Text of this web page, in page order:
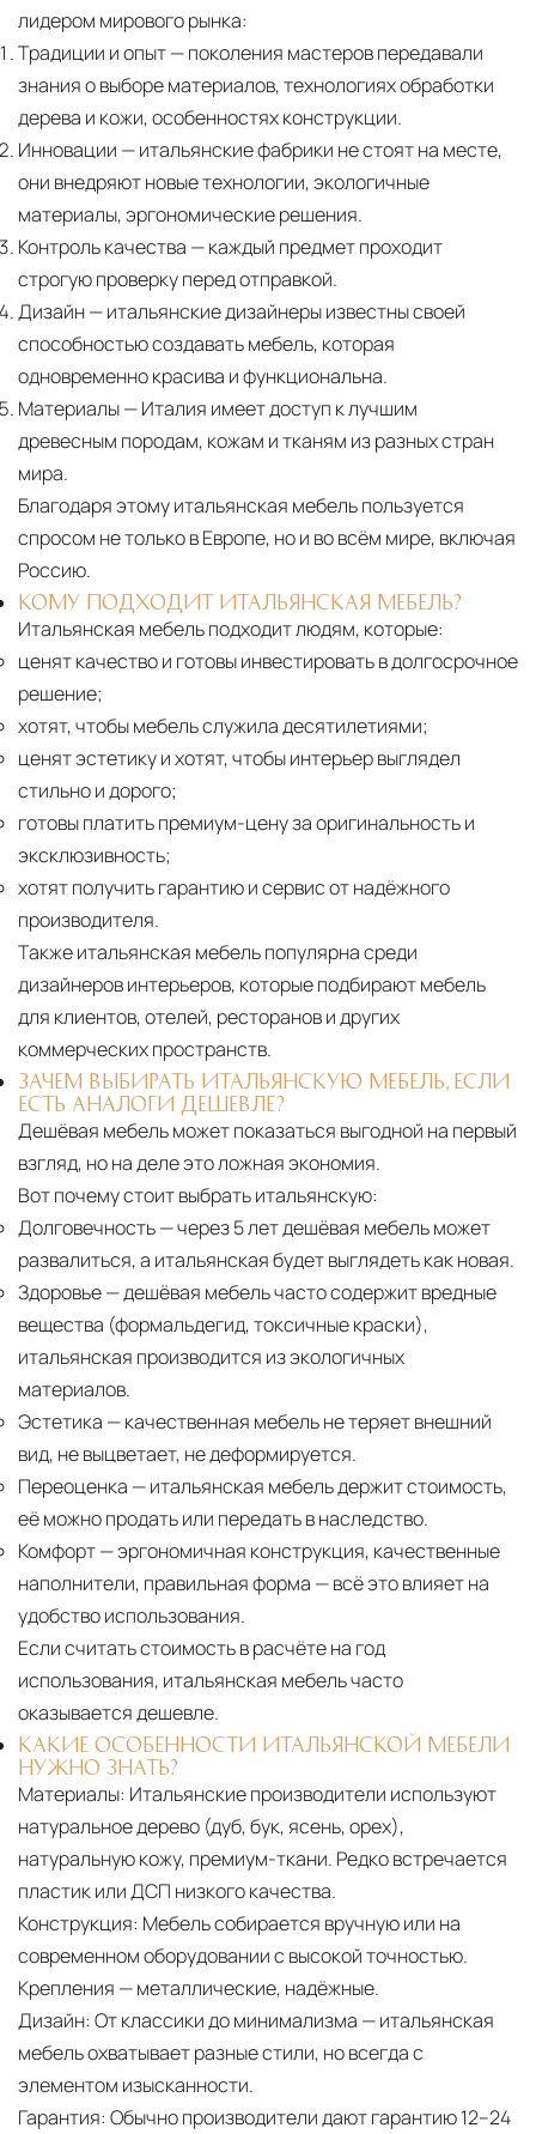
маршрута.
Страхование груза
Все международные
поставки застрахованы в соответствии с
международными стандартами. Клиенты могут
выбрать дополнительное страхование для
критичных партий товара.
лидером мирового рынка:
Традиции и опыт— поколения мастеров передавали
знания о выборе материалов, технологиях обработки
дерева и кожи, особенностях конструкции.
Инновации — итальянские фабрики не стоят на месте,
они внедряют новые технологии, экологичные
материалы, эргономические решения.
Контроль качества — каждый предмет проходит
строгую проверку перед отправкой.
Дизайн— итальянские дизайнеры известны своей
способностью создавать мебель, которая
одновременно красива и функциональна.
Материалы— Италия имеет доступ к лучшим
древесным породам, кожам и тканям из разных стран
мира.
Благодаря этому итальянская мебель пользуется
спросом не только в Европе, но и во всём мире, включая
Россию.
КОМУ ПОДХОДИТ ИТАЛЬЯНСКАЯ МЕБЕЛЬ?
Итальянская мебель подходит людям, которые:
ценят качество и готовы инвестировать в долгосрочное
решение;
хотят, чтобы мебель служила десятилетиями;
ценят эстетику и хотят, чтобы интерьер выглядел
стильно и дорого;
готовы платить премиум-цену за оригинальность и
эксклюзивность;
хотят получить гарантию и сервис от надёжного
производителя.
Также итальянская мебель популярна среди
дизайнеров интерьеров, которые подбирают мебель
для клиентов, отелей, ресторанов и других
коммерческих пространств.
ЗАЧЕМ ВЫБИРАТЬ ИТАЛЬЯНСКУЮ МЕБЕЛЬ, ЕСЛИ
ЕСТЬ АНАЛОГИ ДЕШЕВЛЕ?
Дешёвая мебель может показаться выгодной на первый
взгляд, но на деле это ложная экономия.
Вот почему стоит выбрать итальянскую:
Долговечность— через 5 лет дешёвая мебель может
развалиться, а итальянская будет выглядеть как новая.
Здоровье— дешёвая мебель часто содержит вредные
вещества (формальдегид, токсичные краски),
итальянская производится из экологичных
материалов.
Эстетика — качественная мебель не теряет внешний
вид, не выцветает, не деформируется.
Переоценка — итальянская мебель держит стоимость,
её можно продать или передать в наследство.
Комфорт— эргономичная конструкция, качественные
наполнители, правильная форма — всё это влияет на
удобство использования.
Если считать стоимость в расчёте на год
использования, итальянская мебель часто
оказывается дешевле.
КАКИЕ ОСОБЕННОСТИ ИТАЛЬЯНСКОЙ МЕБЕЛИ
НУЖНО ЗНАТЬ?
Материалы: Итальянские производители используют
натуральное дерево (дуб, бук, ясень, орех),
натуральную кожу, премиум-ткани. Редко встречается
пластик или ДСП низкого качества.
Конструкция: Мебель собирается вручную или на
современном оборудовании с высокой точностью.
Крепления — металлические, надёжные.
Дизайн: От классики до минимализма — итальянская
мебель охватывает разные стили, но всегда с
элементом изысканности.
Гарантия: Обычно производители дают гарантию 12–24